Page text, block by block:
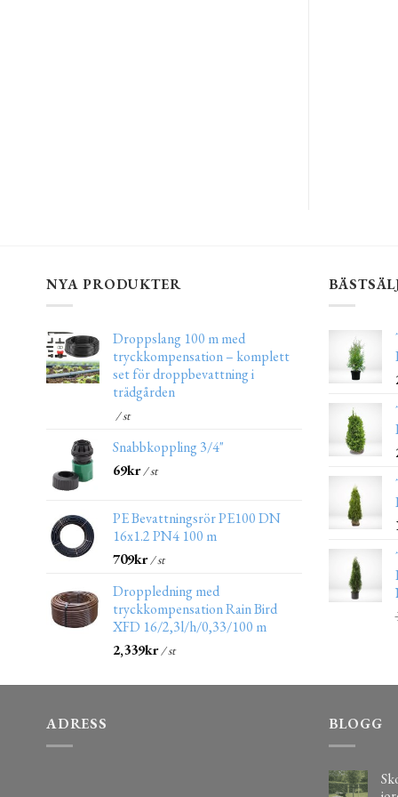
NYA PRODUKTER
Droppslang 100 m med
tryckkompensation – komplett
set för droppbevattning i
trädgården
/ st
Snabbkoppling 3/4"
69kr/ st
PE Bevattningsrör PE100 DN
16x1.2 PN4 100 m
709kr/ st
Droppledning med
tryckkompensation Rain Bird
XFD 16/2,3l/h/0,33/100 m
2,339kr/ st
ADRESS BLOGG